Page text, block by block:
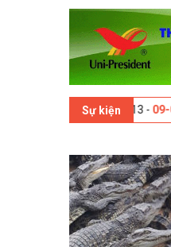
Sự kiện
Thế giới lần thứ 13 -09-02-2026